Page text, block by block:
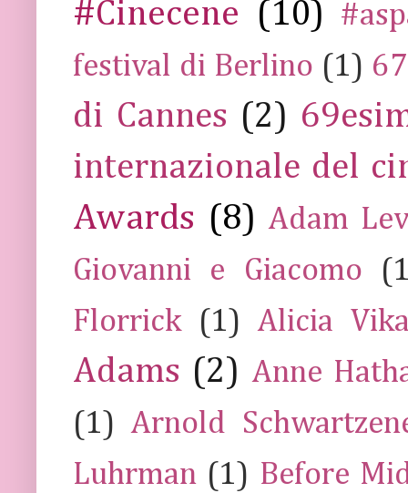
#Cinecene (10)
festival di Berlino (1)
di Cannes (2)
internazionale del
Awards (8) Adam
Giovanni e Giacomo
Florrick
(1) Alicia
Adams (2) Anne
(1) Arnold
Luhrman (1) Before